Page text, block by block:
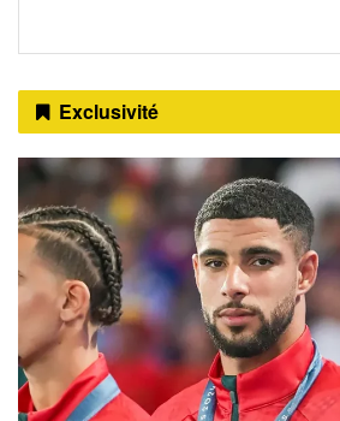
Exclusivité